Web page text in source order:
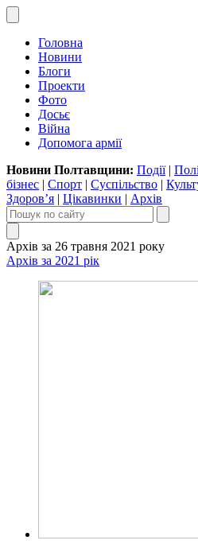
Головна
Новини
Блоги
Проекти
Фото
Досьє
Війна
Допомога армії
Новини Полтавщини: Події|
бізнес | Спорт | Суспільство |
Здоров’я | Цікавинки | Архів
Архів за 26 травня 2021 року
Архів за 2021 рік